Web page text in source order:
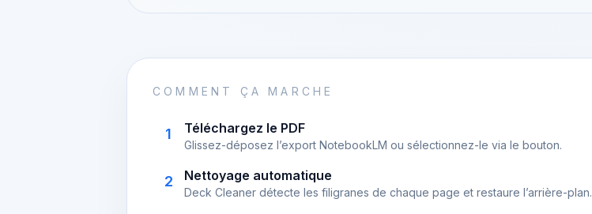
COMMENT ÇA MARCHE
1 Téléchargez le PDF
Glissez-déposez l’export NotebookLM ou sélectionnez-le via le bouton.
2 Nettoyage automatique
Deck Cleaner détecte les filigranes de chaque page et restaure l’arrière-plan.